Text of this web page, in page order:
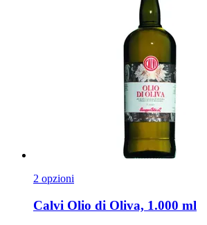
2 opzioni
Calvi Olio di Oliva, 1.000 ml